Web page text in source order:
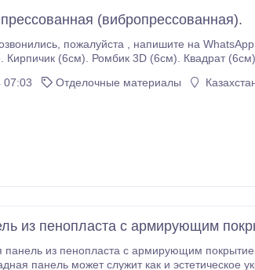
(вибропрессованная).
Вам ответим! Брусчатка ( под автомобиль) от
Кирпичик (6см). Ромбик 3D (6см). Квадрат
07:03 Отделочные материалы
из пенопласта с армирующим
с армирующим покрытием. Преимущества декор панелей из пенопласта:
панель может служит как и эстетическое